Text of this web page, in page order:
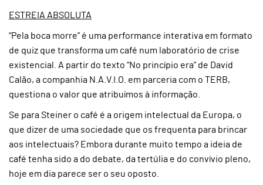
ESTREIA ABSOLUTA
“Pela boca morre” é uma performance interativa em formato
de quiz que transforma um café num laboratório de crise
existencial. A partir do texto “No princípio era” de David
Calão, a companhia N.A.V.I.O. em parceria com o TERB,
questiona o valor que atribuímos à informação.
Se para Steiner o café é a origem intelectual da Europa, o
que dizer de uma sociedade que os frequenta para brincar
aos intelectuais? Embora durante muito tempo a ideia de
café tenha sido a do debate, da tertúlia e do convívio pleno,
hoje em dia parece ser o seu oposto.